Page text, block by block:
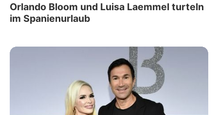
Orlando Bloom und Luisa Laemmel turteln
im Spanienurlaub